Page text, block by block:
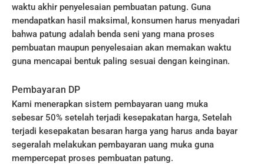
waktu akhir penyelesaian pembuatan patung. Guna
mendapatkan hasil maksimal, konsumen harus menyadari
bahwa patung adalah benda seni yang mana proses
pembuatan maupun penyelesaian akan memakan waktu
guna mencapai bentuk paling sesuai dengan keinginan.
Pembayaran DP
Kami menerapkan sistem pembayaran uang muka
sebesar 50% setelah terjadi kesepakatan harga, Setelah
terjadi kesepakatan besaran harga yang harus anda bayar
segeralah melakukan pembayaran uang muka guna
mempercepat proses pembuatan patung.